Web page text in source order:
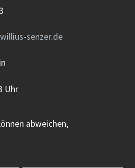
senzer.de
Uhr
abweichen,